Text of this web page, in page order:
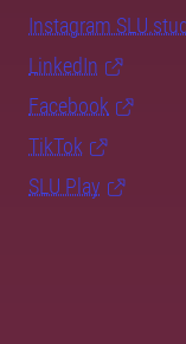
Instagram
LinkedIn
Facebook
TikTok
SLU Play